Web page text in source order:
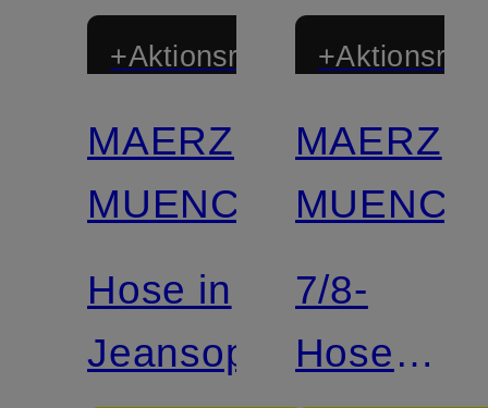
+Aktionsrabatt
MAERZ
MUENCHEN
Hose in
Jeansoptik
MAERZ
7/8-
Hose